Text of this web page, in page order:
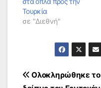
Τουρκία
σε "Διεθνή"
Πλοήγηση
Ολοκληρώθηκε το